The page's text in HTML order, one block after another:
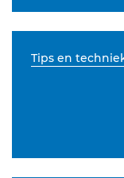
Tips en